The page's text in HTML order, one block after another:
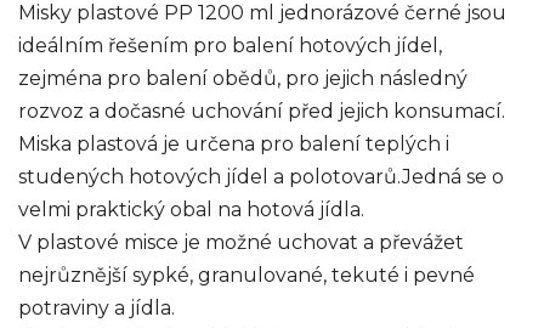
Misky plastové PP 1200 ml jednorázové černé jsou
ideálním řešením pro balení hotových jídel,
zejména pro balení obědů, pro jejich následný
rozvoz a dočasné uchování před jejich konsumací.
Miska plastová je určena pro balení teplých i
studených hotových jídel a polotovarů.Jedná se o
velmi praktický obal na hotová jídla.
V plastové misce je možné uchovat a převážet
nejrůznější sypké, granulované, tekuté i pevné
potraviny a jídla.